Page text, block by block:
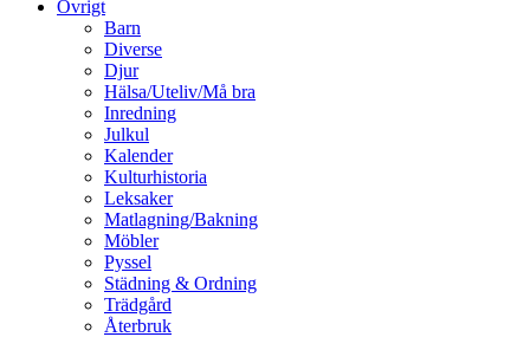
Övrigt
Barn
Diverse
Djur
Hälsa/Uteliv/Må bra
Inredning
Julkul
Kalender
Kulturhistoria
Leksaker
Matlagning/Bakning
Möbler
Pyssel
Städning & Ordning
Trädgård
Återbruk